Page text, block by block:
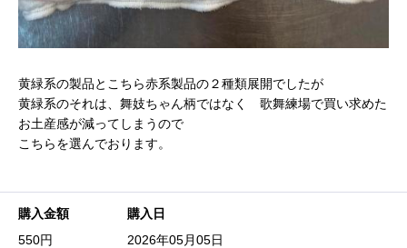
黄緑系の製品とこちら赤系製品の２種類展開でしたが
黄緑系のそれは、舞妓ちゃん柄ではなく 歌舞練場で買い求めた
お土産感が減ってしまうので
こちらを選んでおります。
購入金額
550円
購入日
2026年05月05日